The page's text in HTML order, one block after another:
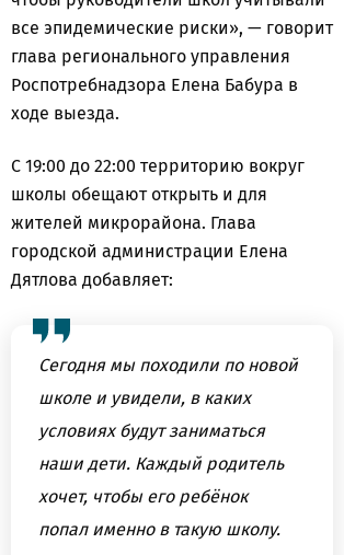
все эпидемические риски», — говорит
глава регионального управления
Роспотребнадзора Елена Бабура в
ходе выезда.
С 19:00 до 22:00 территорию вокруг
школы обещают открыть и для
жителей микрорайона. Глава
городской администрации Елена
Дятлова добавляет:
Сегодня мы походили по новой
школе и увидели, в каких
условиях будут заниматься
наши дети. Каждый родитель
хочет, чтобы его ребёнок
попал именно в такую школу.